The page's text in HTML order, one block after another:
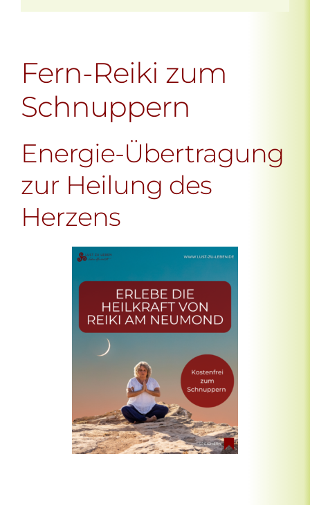
Fern-Reiki zum
Schnuppern
Energie-Übertragung
zur Heilung des
Herzens